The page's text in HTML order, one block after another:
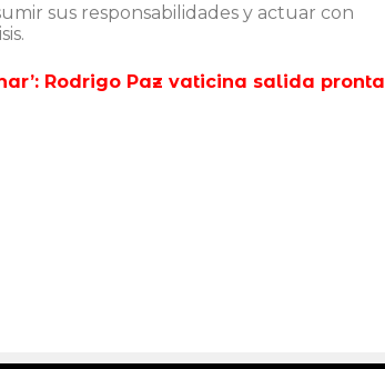
sus responsabilidades y actuar con
Rodrigo Paz vaticina salida pronta